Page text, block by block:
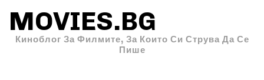
MOVIES.BG
Киноблог За Филмите, За Които Си Струва Да Се
Пише